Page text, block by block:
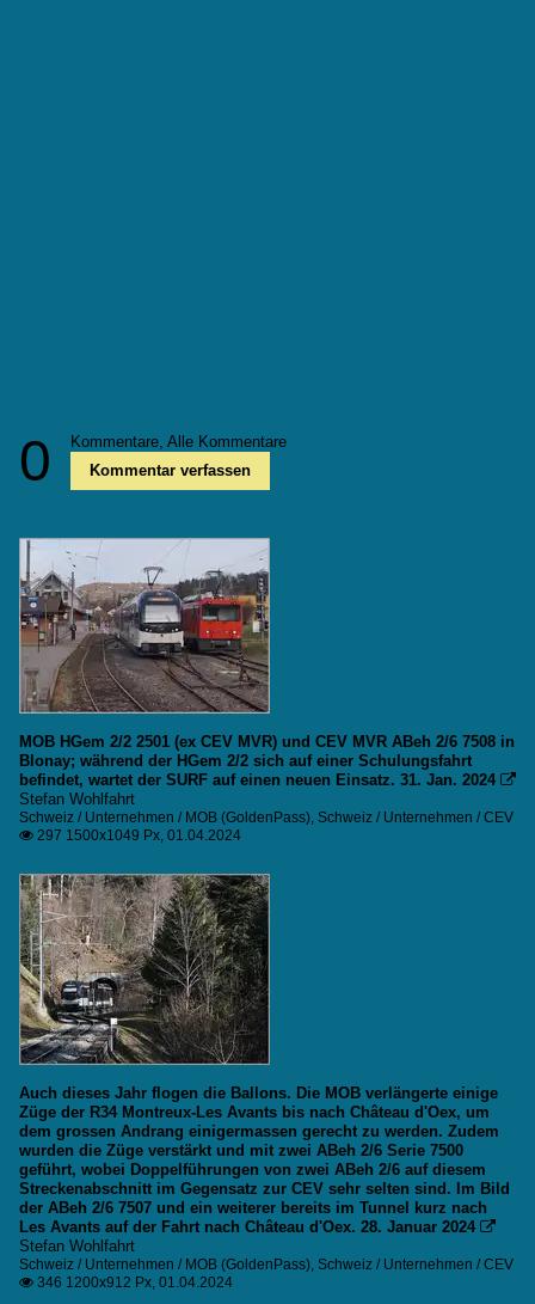
0 Kommentare, Alle Kommentare
Kommentar verfassen
MOB HGem 2/2 2501 (ex CEV MVR) und CEV MVR ABeh 2/6 7508 in
Blonay; während der HGem 2/2 sich auf einer Schulungsfahrt
befindet, wartet der SURF auf einen neuen Einsatz. 31. Jan. 2024 
Stefan Wohlfahrt
Schweiz / Unternehmen / MOB (GoldenPass), Schweiz / Unternehmen / CEV
 297 1500x1049 Px, 01.04.2024
Auch dieses Jahr flogen die Ballons. Die MOB verlängerte einige
Züge der R34 Montreux-Les Avants bis nach Château d'Oex, um
dem grossen Andrang einigermassen gerecht zu werden. Zudem
wurden die Züge verstärkt und mit zwei ABeh 2/6 Serie 7500
geführt, wobei Doppelführungen von zwei ABeh 2/6 auf diesem
Streckenabschnitt im Gegensatz zur CEV sehr selten sind. Im Bild
der ABeh 2/6 7507 und ein weiterer bereits im Tunnel kurz nach
Les Avants auf der Fahrt nach Château d'Oex. 28. Januar 2024 
Stefan Wohlfahrt
Schweiz / Unternehmen / MOB (GoldenPass), Schweiz / Unternehmen / CEV
 346 1200x912 Px, 01.04.2024